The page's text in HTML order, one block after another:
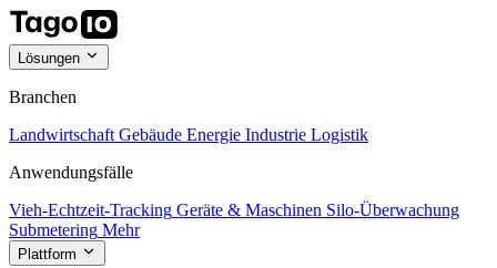
Lösungen
Branchen
Landwirtschaft Gebäude Energie Industrie Logistik
Anwendungsfälle
Vieh-Echtzeit-Tracking Geräte & Maschinen Silo-Überwachung
Submetering Mehr
Plattform